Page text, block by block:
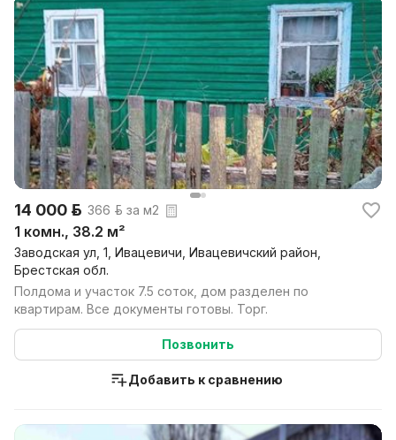
14 000 р. 366 р. за м2
1 комн., 38.2 м²
Заводская ул, 1, Ивацевичи, Ивацевичский район,
Брестская обл.
Полдома и участок 7.5 соток, дом разделен по
квартирам. Все документы готовы. Торг.
Позвонить
Добавить к сравнению